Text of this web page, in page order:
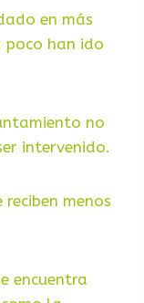
en más
poco han ido
no
intervenido.
menos
encuentra